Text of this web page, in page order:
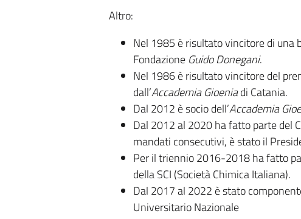
Altro:
Nel 1985 è risultato vincitore di una
Fondazione Guido Donegani.
Nel 1986 è risultato vincitore del
dall’Accademia Gioeniadi Catania.
Dal 2012 è socio dell’Accademia
Dal 2012 al 2020 ha fatto parte del
mandati consecutivi, è stato il
Per il triennio 2016-2018 ha fatto
della SCI (Società Chimica Italiana).
Dal 2017 al 2022 è stato
Universitario Nazionale